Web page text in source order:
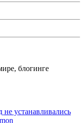
блогинге
устанавливались